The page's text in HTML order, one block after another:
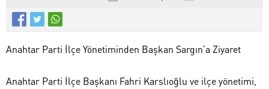
Anahtar Parti İlçe Yönetiminden Başkan Sargın’a Ziyaret
Anahtar Parti İlçe Başkanı Fahri Karslıoğlu ve ilçe yönetimi,